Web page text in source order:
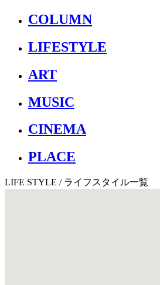
COLUMN
LIFESTYLE
ART
MUSIC
CINEMA
PLACE
LIFE STYLE / ライフスタイル一覧